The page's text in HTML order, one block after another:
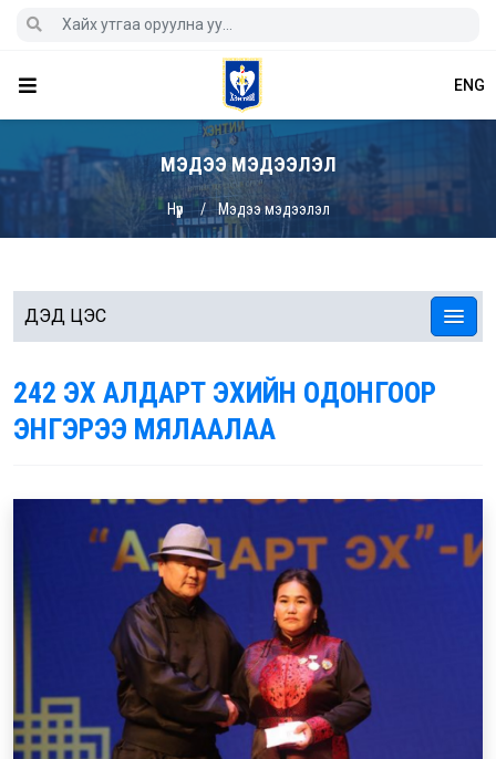
ENG
МЭДЭЭ МЭДЭЭЛЭЛ
Нүүр Мэдээ мэдээлэл
ДЭД ЦЭС
242 ЭХ АЛДАРТ ЭХИЙН ОДОНГООР
ЭНГЭРЭЭ МЯЛААЛАА